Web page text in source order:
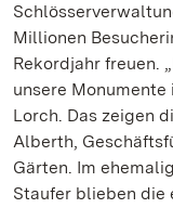
Millionen
Rekordjahr freuen.
unsere
Lorch. Das zeigen
Alberth,
Gärten. Im
Staufer blieben die